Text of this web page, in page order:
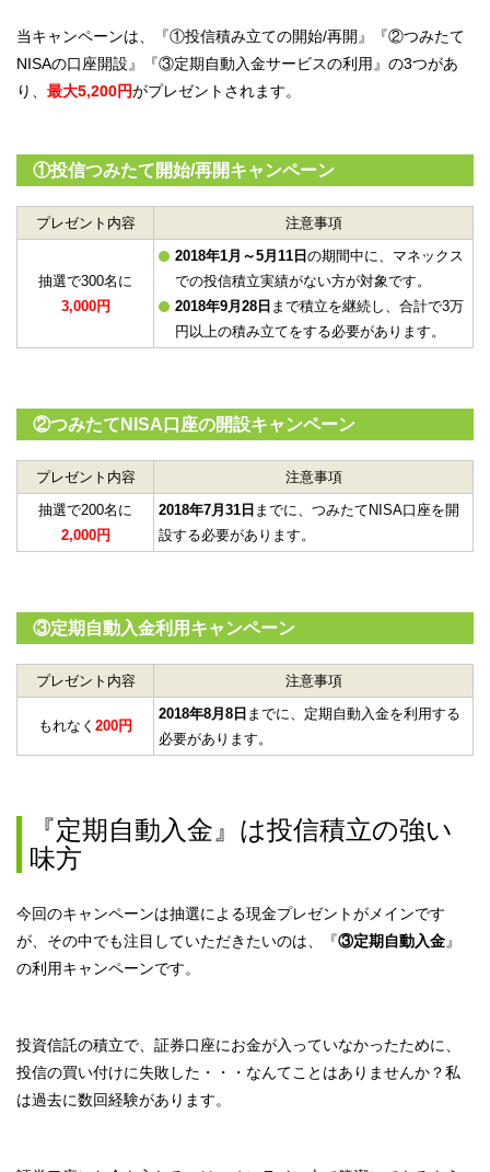
当キャンペーンは、『①投信積み立ての開始/再開』『②つみたて
NISAの口座開設』『③定期自動入金サービスの利用』の3つがあ
り、 最大5,200円がプレゼントされます。
①投信つみたて開始/再開キャンペーン
プレゼント内容 注意事項
抽選で300名に
3,000円
2018年1月～5月11日 の期間中に、マネックス
での投信積立実績がない方が対象です。
2018年9月28日 まで積立を継続し、合計で3万
円以上の積み立てをする必要があります。
②つみたてNISA口座の開設キャンペーン
プレゼント内容
注意事項
抽選で200名に
2,000円
2018年7月31日 までに、つみたてNISA口座を開
設する必要があります。
③定期自動入金利用キャンペーン
プレゼント内容 注意事項
もれなく 200円
2018年8月8日 までに、定期自動入金を利用する
必要があります。
『定期自動入金』は投信積立の強い
味方
今回のキャンペーンは抽選による現金プレゼントがメインです
が、その中でも注目していただきたいのは、『③定期自動入金』
の利用キャンペーンです。
投資信託の積立で、証券口座にお金が入っていなかったために、
投信の買い付けに失敗した・・・なんてことはありませんか？私
は過去に数回経験があります。